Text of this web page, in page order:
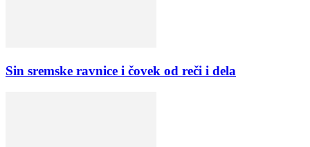
Sin sremske ravnice i čovek od reči i dela